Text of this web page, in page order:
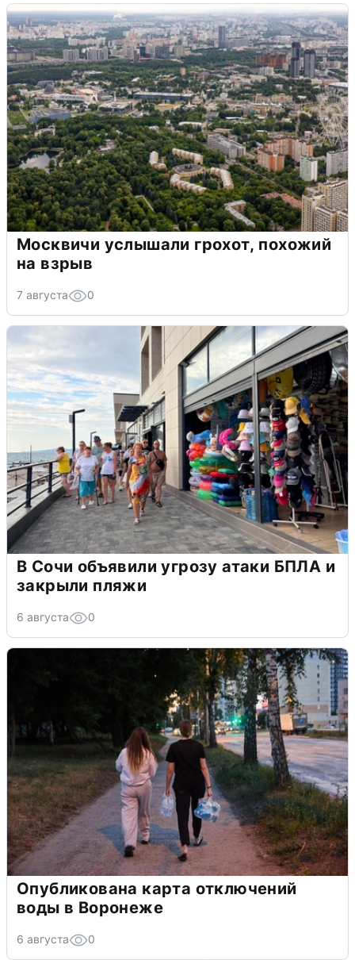
Москвичи услышали грохот, похожий
на взрыв
7 августа 0
В Сочи объявили угрозу атаки БПЛА и
закрыли пляжи
6 августа 0
Опубликована карта отключений
воды в Воронеже
6 августа 0